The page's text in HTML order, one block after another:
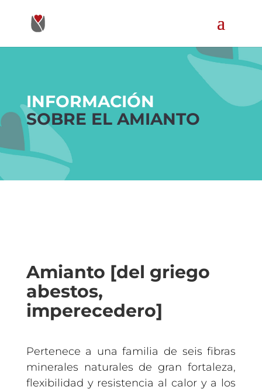
INFORMACIÓN
SOBRE EL AMIANTO
Amianto [del griego
abestos,
imperecedero]
Pertenece a una familia de seis fibras
minerales naturales de gran fortaleza,
flexibilidad y resistencia al calor y a los